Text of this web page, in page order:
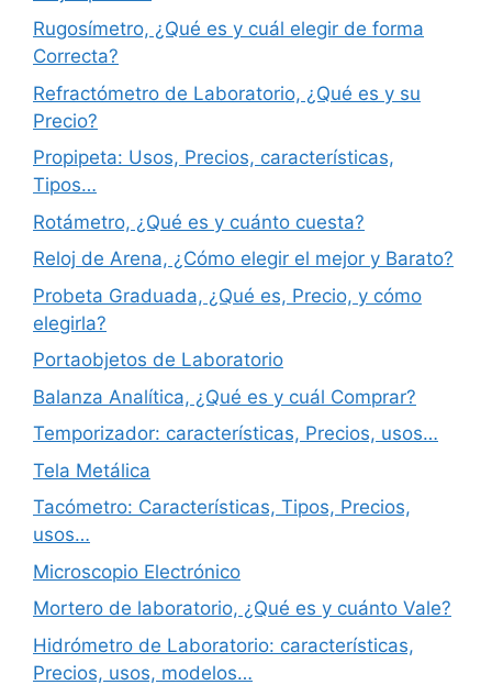
Rugosímetro, ¿Qué es y cuál elegir de forma
Correcta?
Refractómetro de Laboratorio, ¿Qué es y su
Precio?
Propipeta: Usos, Precios, características,
Tipos…
Rotámetro, ¿Qué es y cuánto cuesta?
Reloj de Arena, ¿Cómo elegir el mejor y Barato?
Probeta Graduada, ¿Qué es, Precio, y cómo
elegirla?
Portaobjetos de Laboratorio
Balanza Analítica, ¿Qué es y cuál Comprar?
Temporizador: características, Precios, usos…
Tela Metálica
Tacómetro: Características, Tipos, Precios,
usos…
Microscopio Electrónico
Mortero de laboratorio, ¿Qué es y cuánto Vale?
Hidrómetro de Laboratorio: características,
Precios, usos, modelos…